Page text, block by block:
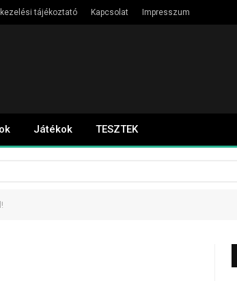
tájékoztató Kapcsolat Impresszum
Játékok TESZTEK